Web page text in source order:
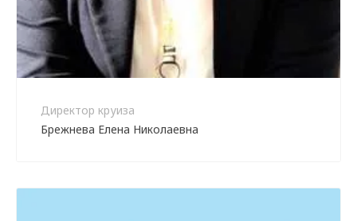
Директор круиза
Брежнева Елена Николаевна